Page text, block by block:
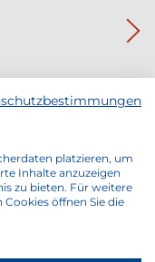
OPEN
platzieren, um
Inhalte anzuzeigen
zu bieten. Für weitere
öffnen Sie die